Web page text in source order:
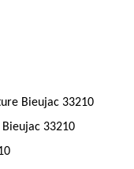
Bieujac 33210
33210